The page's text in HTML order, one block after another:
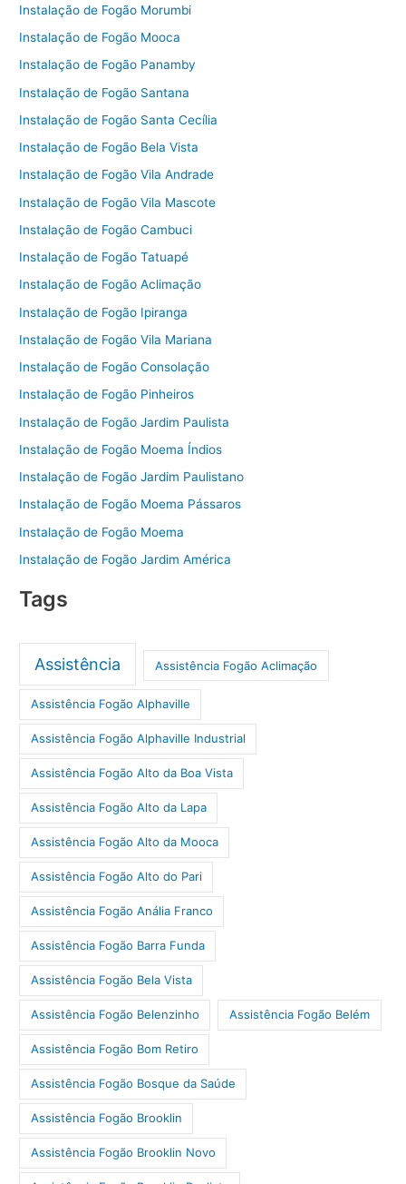
Instalação de Fogão Morumbi
Instalação de Fogão Mooca
Instalação de Fogão Panamby
Instalação de Fogão Santana
Instalação de Fogão Santa Cecília
Instalação de Fogão Bela Vista
Instalação de Fogão Vila Andrade
Instalação de Fogão Vila Mascote
Instalação de Fogão Cambuci
Instalação de Fogão Tatuapé
Instalação de Fogão Aclimação
Instalação de Fogão Ipiranga
Instalação de Fogão Vila Mariana
Instalação de Fogão Consolação
Instalação de Fogão Pinheiros
Instalação de Fogão Jardim Paulista
Instalação de Fogão Moema Índios
Instalação de Fogão Jardim Paulistano
Instalação de Fogão Moema Pássaros
Instalação de Fogão Moema
Instalação de Fogão Jardim América
Tags
Assistência Assistência Fogão Aclimação
Assistência Fogão Alphaville
Assistência Fogão Alphaville Industrial
Assistência Fogão Alto da Boa Vista
Assistência Fogão Alto da Lapa
Assistência Fogão Alto da Mooca
Assistência Fogão Alto do Pari
Assistência Fogão Anália Franco
Assistência Fogão Barra Funda
Assistência Fogão Bela Vista
Assistência Fogão Belenzinho Assistência Fogão Belém
Assistência Fogão Bom Retiro
Assistência Fogão Bosque da Saúde
Assistência Fogão Brooklin
Assistência Fogão Brooklin Novo